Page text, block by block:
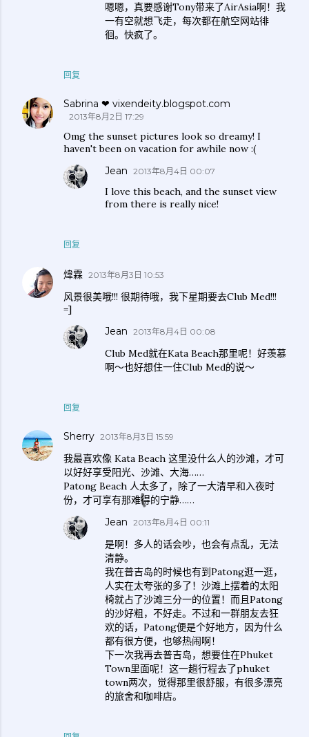
回复
嗯嗯，真要感谢Tony带来了AirAsia啊！我
一有空就想飞走，每次都在航空网站徘
徊。快疯了。
Sabrina ❤ vixendeity.blogspot.com
2013年8月2日 17:29
Omg the sunset pictures look so dreamy! I
haven't been on vacation for awhile now :(
回复
Jean 2013年8月4日 00:07
I love this beach, and the sunset view
from there is really nice!
煒霖 2013年8月3日 10:53
风景很美哦!!! 很期待哦，我下星期要去Club Med!!!
=]
回复
Jean 2013年8月4日 00:08
Club Med就在Kata Beach那里呢！好羡慕
啊～也好想住一住Club Med的说～
Sherry 2013年8月3日 15:59
我最喜欢像 Kata Beach 这里没什么人的沙滩，才可
以好好享受阳光、沙滩、大海……
Patong Beach 人太多了，除了一大清早和入夜时
份，才可享有那难得的宁静……
Jean 2013年8月4日 00:11
是啊！多人的话会吵，也会有点乱，无法
清静。
我在普吉岛的时候也有到Patong逛一逛，
人实在太夸张的多了！沙滩上摆着的太阳
椅就占了沙滩三分一的位置！而且Patong
的沙好粗，不好走。不过和一群朋友去狂
欢的话，Patong便是个好地方，因为什么
都有很方便，也够热闹啊！
下一次我再去普吉岛，想要住在Phuket
Town里面呢！这一趟行程去了phuket
town两次，觉得那里很舒服，有很多漂亮
的旅舍和咖啡店。